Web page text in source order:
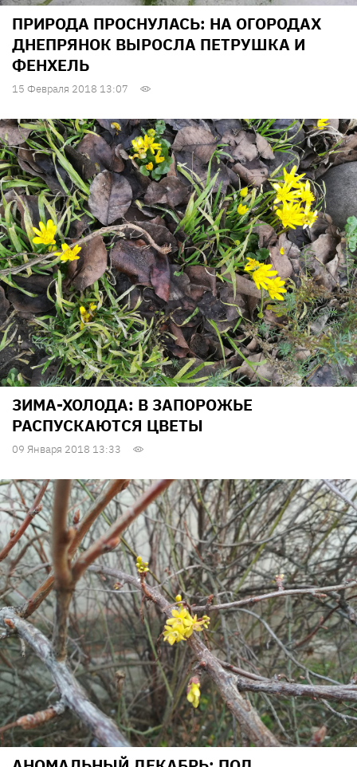
ПРИРОДА ПРОСНУЛАСЬ: НА ОГОРОДАХ
ДНЕПРЯНОК ВЫРОСЛА ПЕТРУШКА И
ФЕНХЕЛЬ
15 Февраля 2018 13:07
ЗИМА-ХОЛОДА: В ЗАПОРОЖЬЕ
РАСПУСКАЮТСЯ ЦВЕТЫ
09 Января 2018 13:33